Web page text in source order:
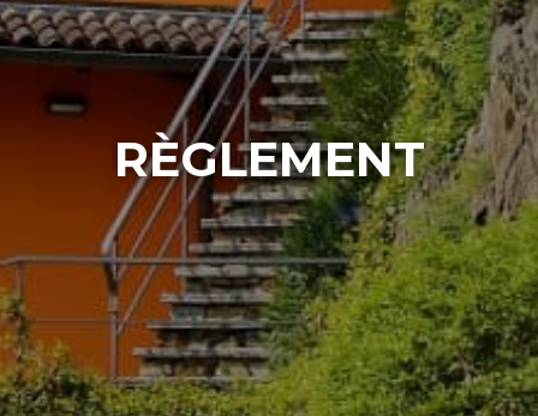
RÈGLEMENT